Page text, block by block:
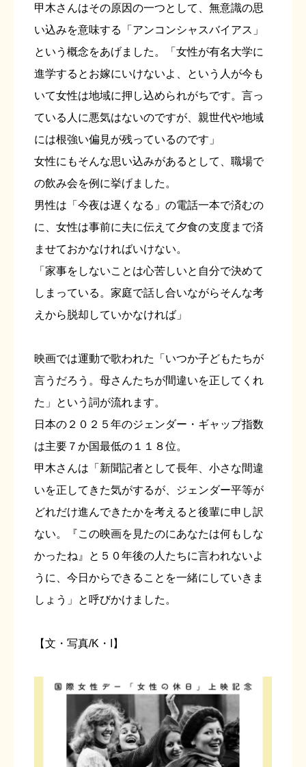
甲木さんはその原因の一つとして、無意識の思
い込みを意味する「アンコンシャスバイアス」
という概念をあげました。「女性が有名大学に
進学するとお嫁にいけないよ、という人が今も
いて女性は地域に押し込められがちです。言っ
ている人に悪気はないのですが、親世代や地域
には根強い偏見が残っているのです」
女性にもそんな思い込みがあるとして、職場で
の飲み会を例に挙げました。
男性は「今夜は遅くなる」の電話一本で済むの
に、女性は事前に夫に伝えて夕食の支度まで済
ませておかなければいけない。
「家事をしないことは心苦しいと自分で決めて
しまっている。家庭で話し合いながらそんな考
えから脱却していかなければ」
映画では運動で歌われた「いつか子どもたちが
言うだろう。母さんたちが間違いを正してくれ
た」という詞が流れます。
日本の２０２５年のジェンダー・ギャップ指数
は主要７か国最低の１１８位。
甲木さんは「新聞記者として長年、小さな間違
いを正してきた気がするが、ジェンダー平等が
どれだけ進んできたかを考えると後輩に申し訳
ない。『この映画を見たのにあなたは何もしな
かったね』と５０年後の人たちに言われないよ
うに、今日からできることを一緒にしていきま
しょう」と呼びかけました。
【文・写真/K・I】